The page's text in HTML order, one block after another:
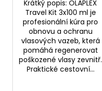
Krátký popis: OLAPLEX
Travel Kit 3x100 ml je
profesionální kúra pro
obnovu a ochranu
vlasových vazeb, která
pomáhá regenerovat
poškozené vlasy zevnitř.
Praktické cestovní...
104
Původně:
379